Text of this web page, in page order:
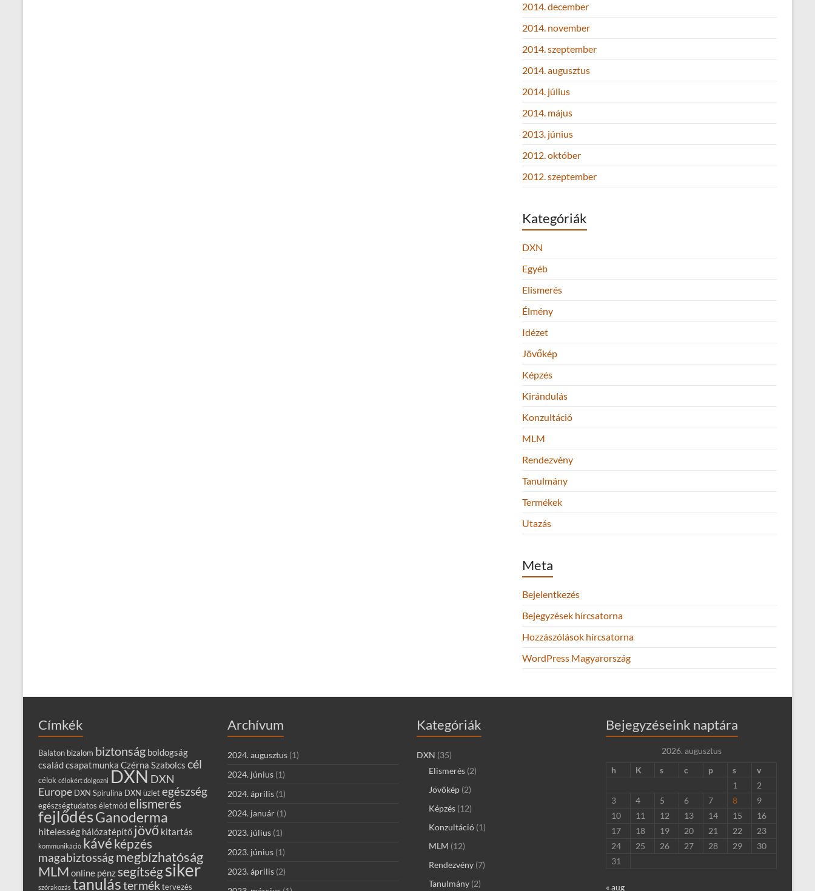
2014. december
2014. november
2014. szeptember
2014. augusztus
2014. július
2014. május
2013. június
2012. október
2012. szeptember
Kategóriák
DXN
Egyéb
Elismerés
Élmény
Idézet
Jövőkép
Képzés
Kirándulás
Konzultáció
MLM
Rendezvény
Tanulmány
Termékek
Utazás
Meta
Bejelentkezés
Bejegyzések hírcsatorna
Hozzászólások hírcsatorna
WordPress Magyarország
Címkék
Balaton bizalom biztonság boldogság
családcsapatmunka Czérna Szabolcs cél
célok célokért dolgozni DXN DXN
Europe DXN Spirulina DXN üzletegészség
egészségtudatos életmódelismerés
fejlődésGanoderma
hitelesség hálózatépítő jövő kitartás
kommunikáció kávé képzés
magabiztosságmegbízhatóság
MLM online pénz segítségsiker
szórakozás tanulásterméktervezés
Archívum
2024. augusztus (1)
2024. június (1)
2024. április (1)
2024. január (1)
2023. július (1)
2023. június (1)
2023. április (2)
Kategóriák
DXN (35)
Elismerés (2)
Jövőkép (2)
Képzés (12)
Konzultáció (1)
MLM (12)
Rendezvény (7)
Tanulmány (2)
Bejegyzéseink naptára
2026. augusztus
h
K s c p s
v
1
2
3
4 5 6 7 8
9
10
11 12 13 14 15
16
17
18 19 20 21 22
23
24
25 26 27 28 29
30
31
« aug